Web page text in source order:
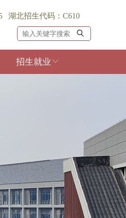
湖北招生代码：C610
招生就业